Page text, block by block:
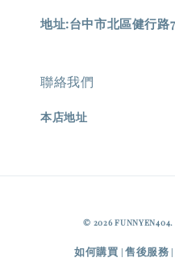
地址:台中市北區健行路
聯絡我們
本店地址
© 2026
如何購買 售後服務